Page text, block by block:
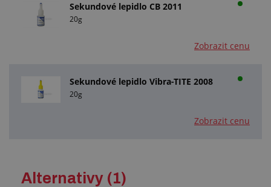
Sekundové lepidlo CB 2011
20g
Zobrazit cenu
Sekundové lepidlo Vibra-TITE 2008
20g
Zobrazit cenu
Alternativy (1)